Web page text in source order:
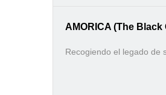
AMORICA (The Black
Recogiendo el legado de